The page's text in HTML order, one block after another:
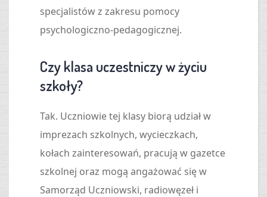
specjalistów z zakresu pomocy
psychologiczno-pedagogicznej.
Czy klasa uczestniczy w życiu
szkoły?
Tak. Uczniowie tej klasy biorą udział w
imprezach szkolnych, wycieczkach,
kołach zainteresowań, pracują w gazetce
szkolnej oraz mogą angażować się w
Samorząd Uczniowski, radiowęzeł i